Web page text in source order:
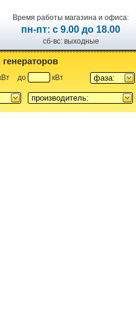
Время работы магазина и офиса:
пн-пт: с 9.00 до 18.00
сб-вс: выходные
до кВт фаза:
производитель: